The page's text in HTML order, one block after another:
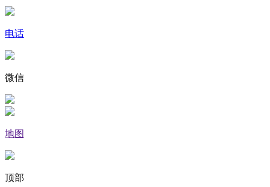
电话
微信
地图
顶部